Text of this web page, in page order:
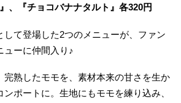
、『チョコバナナタルト』各320円
して登場した2つのメニューが、ファン
ューに仲間入り♪
完熟したモモを、素材本来の甘さを生か
ポートに。生地にもモモを練り込み、